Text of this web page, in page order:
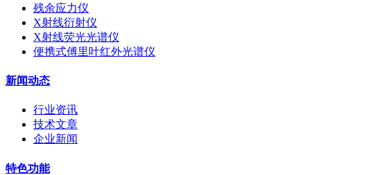
残余应力仪
X射线衍射仪
X射线荧光光谱仪
便携式傅里叶红外光谱仪
新闻动态
行业资讯
技术文章
企业新闻
特色功能